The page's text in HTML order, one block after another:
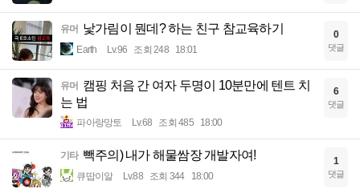
유머 낯가림이 뭔데? 하는 친구 참교육하기
Earth Lv.96 조회 248 18:01
0
댓글
유머 캠핑 처음 간 여자 두명이 10분만에 텐트 치
는 법
파아랑망토 Lv.68 조회 485 18:00
6
댓글
기타 빽주의) 내가 해물쌈장 개발자여!
큐땁이알 Lv.88 조회 344 18:00
1
댓글